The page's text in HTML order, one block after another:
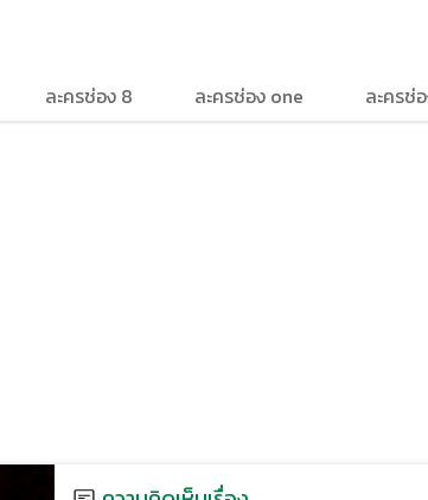
ละครช่อง 8 ละครช่อง one ละครช่